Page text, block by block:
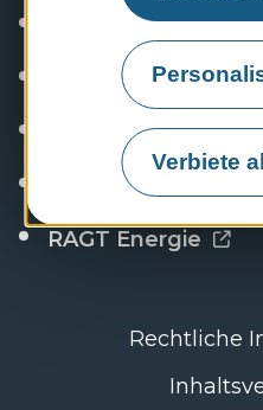
Verbiete
Stellenportal
RAGT
RAGT Zentrales
RAGT Garten & Haus
RAGT Energie
Rechtliche